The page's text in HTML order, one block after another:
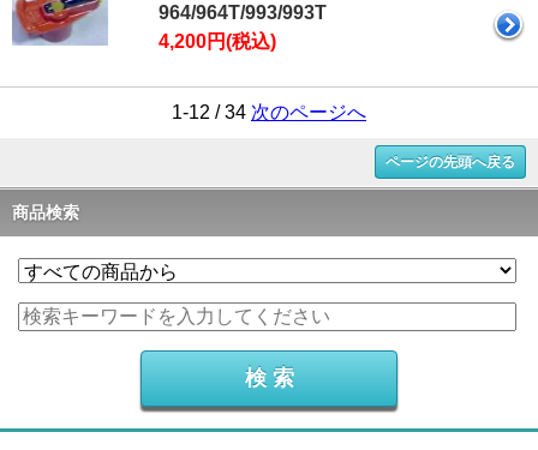
964/964T/993/993T
4,200円(税込)
1-12 / 34 次のページへ
ページの先頭へ戻る
商品検索